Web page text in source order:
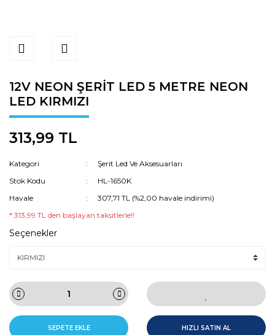
12V NEON ŞERİT LED 5 METRE NEON
LED KIRMIZI
313,99 TL
Kategori
Şerit Led Ve Aksesuarları
Stok Kodu
HL-1650K
Havale
307,71 TL (%2,00 havale indirimi)
* 313,99 TL den başlayan taksitlerle!!
Seçenekler
SEPETE EKLE HIZLI SATIN AL